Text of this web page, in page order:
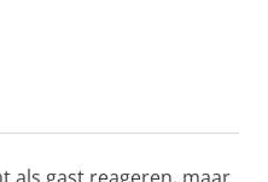
als gast reageren, maar